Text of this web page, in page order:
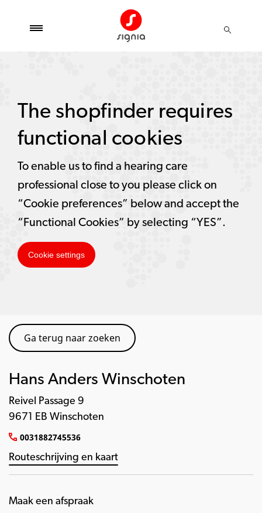
Ga terug naar zoeken
Hans Anders Winschoten
Reivel Passage 9
9671 EB Winschoten
0031882745536
Routeschrijving en kaart
Maak een afspraak
The shopfinder requires
functional cookies
To enable us to find a hearing care
professional close to you please click on
“Cookie preferences” below and accept the
“Functional Cookies” by selecting “YES”.
Cookie settings